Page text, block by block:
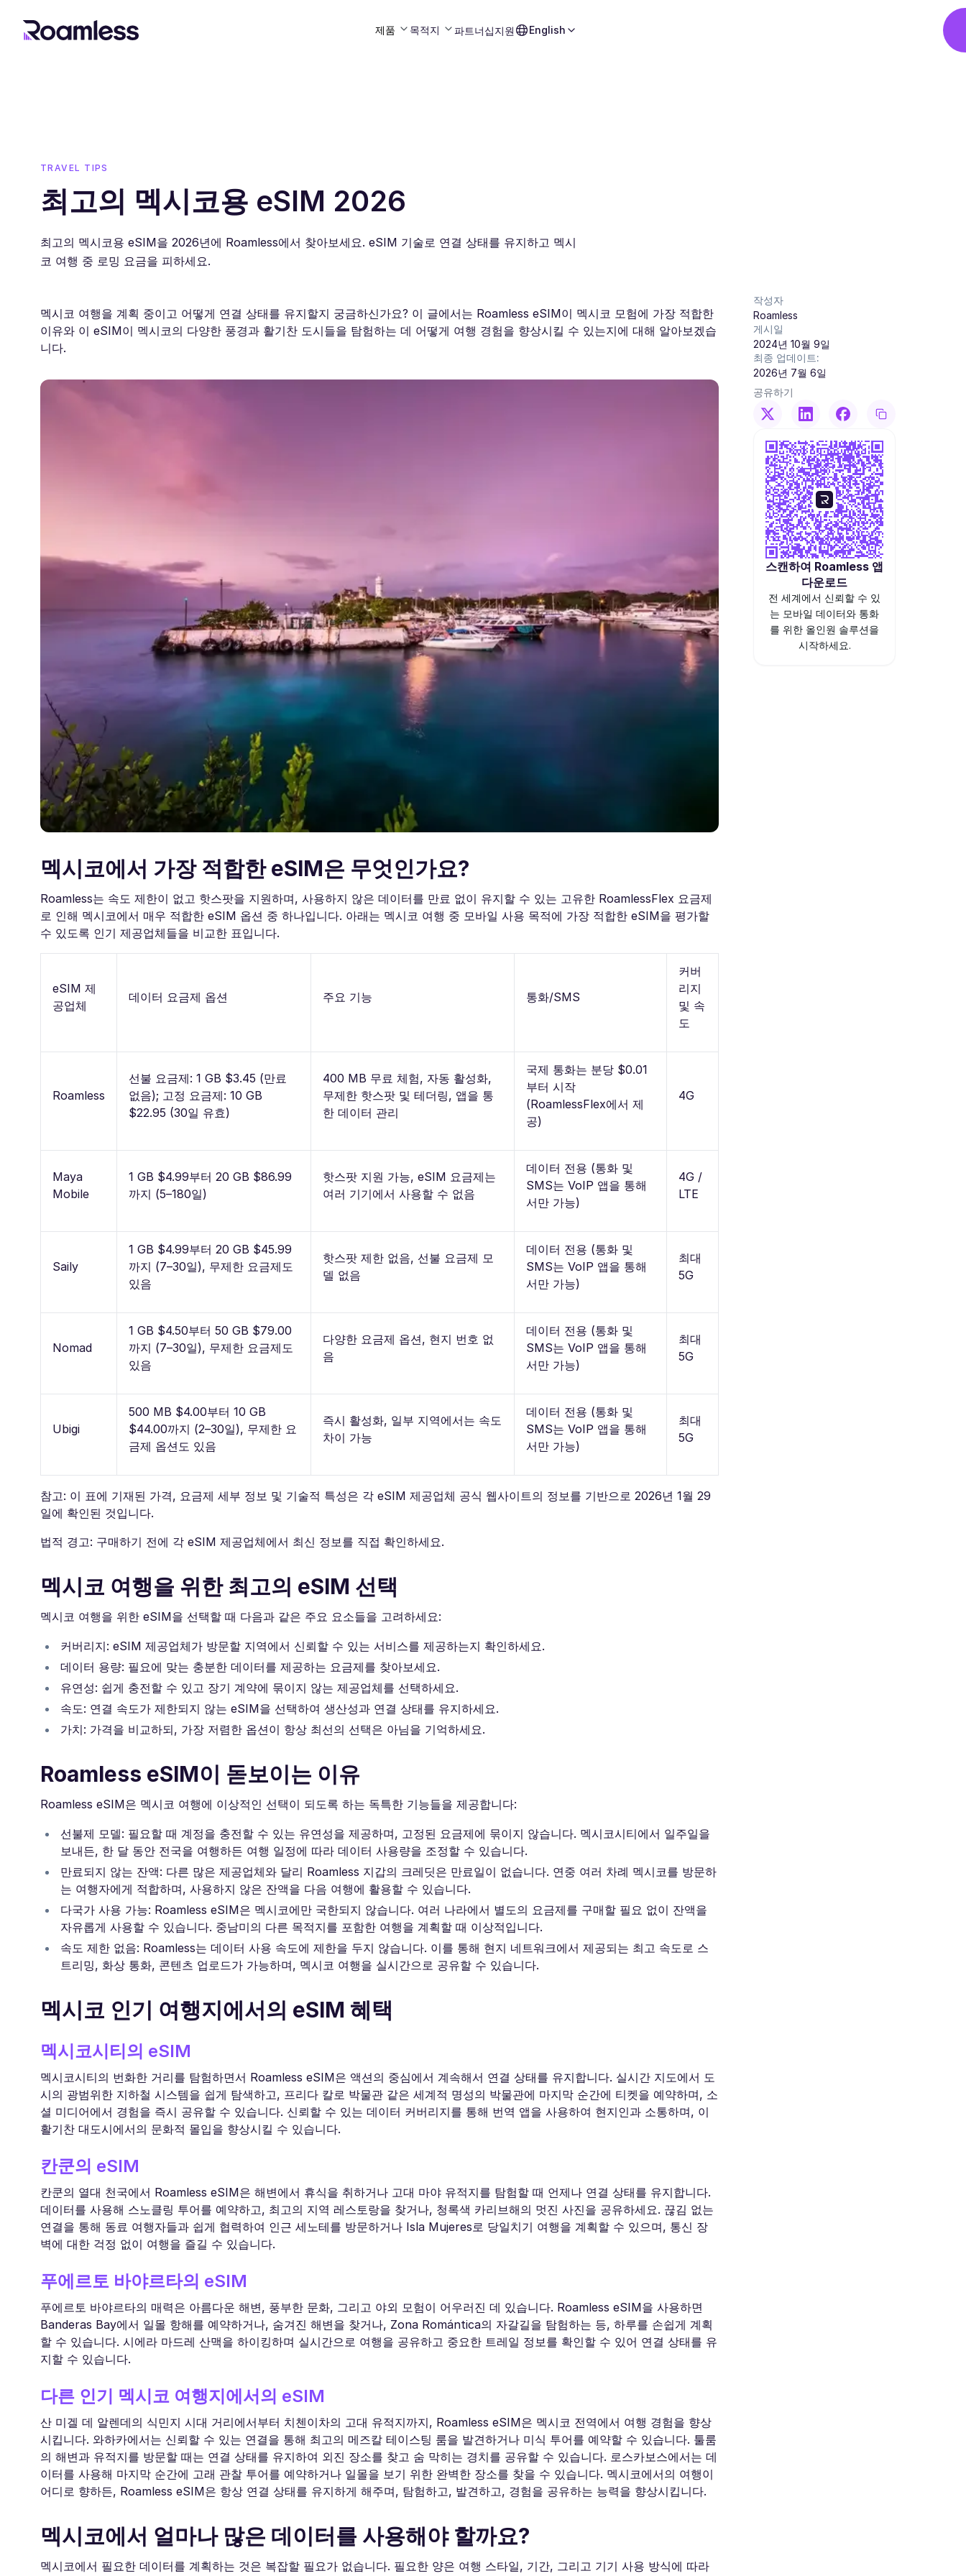
제품 목적지 파트너십지원 English
TRAVEL TIPS
최고의 멕시코용 eSIM 2026
최고의 멕시코용 eSIM을 2026년에 Roamless에서 찾아보세요. eSIM 기술로 연결 상태를 유지하고 멕시
코 여행 중 로밍 요금을 피하세요.
멕시코 여행을 계획 중이고 어떻게 연결 상태를 유지할지 궁금하신가요? 이 글에서는 Roamless eSIM이 멕시코 모험에 가장 적합한
이유와 이 eSIM이 멕시코의 다양한 풍경과 활기찬 도시들을 탐험하는 데 어떻게 여행 경험을 향상시킬 수 있는지에 대해 알아보겠습
니다.
멕시코에서 가장 적합한 eSIM은 무엇인가요?
Roamless는 속도 제한이 없고 핫스팟을 지원하며, 사용하지 않은 데이터를 만료 없이 유지할 수 있는 고유한 RoamlessFlex 요금제
로 인해 멕시코에서 매우 적합한 eSIM 옵션 중 하나입니다. 아래는 멕시코 여행 중 모바일 사용 목적에 가장 적합한 eSIM을 평가할
수 있도록 인기 제공업체들을 비교한 표입니다.
eSIM 제
공업체
데이터 요금제 옵션 주요 기능 통화/SMS
커버
리지
및 속
도
Roamless
선불 요금제: 1 GB $3.45 (만료
없음); 고정 요금제: 10 GB
$22.95 (30일 유효)
400 MB 무료 체험, 자동 활성화,
무제한 핫스팟 및 테더링, 앱을 통
한 데이터 관리
국제 통화는 분당 $0.01
부터 시작
(RoamlessFlex에서 제
공)
4G
Maya
Mobile
1 GB $4.99부터 20 GB $86.99
까지 (5–180일)
핫스팟 지원 가능, eSIM 요금제는
여러 기기에서 사용할 수 없음
데이터 전용 (통화 및
SMS는 VoIP 앱을 통해
서만 가능)
4G /
LTE
Saily
1 GB $4.99부터 20 GB $45.99
까지 (7–30일), 무제한 요금제도
있음
핫스팟 제한 없음, 선불 요금제 모
델 없음
데이터 전용 (통화 및
SMS는 VoIP 앱을 통해
서만 가능)
최대
5G
Nomad
1 GB $4.50부터 50 GB $79.00
까지 (7–30일), 무제한 요금제도
있음
다양한 요금제 옵션, 현지 번호 없
음
데이터 전용 (통화 및
SMS는 VoIP 앱을 통해
서만 가능)
최대
5G
Ubigi
500 MB $4.00부터 10 GB
$44.00까지 (2–30일), 무제한 요
금제 옵션도 있음
즉시 활성화, 일부 지역에서는 속도
차이 가능
데이터 전용 (통화 및
SMS는 VoIP 앱을 통해
서만 가능)
최대
5G
참고: 이 표에 기재된 가격, 요금제 세부 정보 및 기술적 특성은 각 eSIM 제공업체 공식 웹사이트의 정보를 기반으로 2026년 1월 29
일에 확인된 것입니다.
법적 경고: 구매하기 전에 각 eSIM 제공업체에서 최신 정보를 직접 확인하세요.
멕시코 여행을 위한 최고의 eSIM 선택
멕시코 여행을 위한 eSIM을 선택할 때 다음과 같은 주요 요소들을 고려하세요:
커버리지: eSIM 제공업체가 방문할 지역에서 신뢰할 수 있는 서비스를 제공하는지 확인하세요.
데이터 용량: 필요에 맞는 충분한 데이터를 제공하는 요금제를 찾아보세요.
유연성: 쉽게 충전할 수 있고 장기 계약에 묶이지 않는 제공업체를 선택하세요.
속도: 연결 속도가 제한되지 않는 eSIM을 선택하여 생산성과 연결 상태를 유지하세요.
가치: 가격을 비교하되, 가장 저렴한 옵션이 항상 최선의 선택은 아님을 기억하세요.
Roamless eSIM이 돋보이는 이유
Roamless eSIM은 멕시코 여행에 이상적인 선택이 되도록 하는 독특한 기능들을 제공합니다:
선불제 모델: 필요할 때 계정을 충전할 수 있는 유연성을 제공하며, 고정된 요금제에 묶이지 않습니다. 멕시코시티에서 일주일을
보내든, 한 달 동안 전국을 여행하든 여행 일정에 따라 데이터 사용량을 조정할 수 있습니다.
만료되지 않는 잔액: 다른 많은 제공업체와 달리 Roamless 지갑의 크레딧은 만료일이 없습니다. 연중 여러 차례 멕시코를 방문하
는 여행자에게 적합하며, 사용하지 않은 잔액을 다음 여행에 활용할 수 있습니다.
다국가 사용 가능: Roamless eSIM은 멕시코에만 국한되지 않습니다. 여러 나라에서 별도의 요금제를 구매할 필요 없이 잔액을
자유롭게 사용할 수 있습니다. 중남미의 다른 목적지를 포함한 여행을 계획할 때 이상적입니다.
속도 제한 없음: Roamless는 데이터 사용 속도에 제한을 두지 않습니다. 이를 통해 현지 네트워크에서 제공되는 최고 속도로 스
트리밍, 화상 통화, 콘텐츠 업로드가 가능하며, 멕시코 여행을 실시간으로 공유할 수 있습니다.
멕시코 인기 여행지에서의 eSIM 혜택
멕시코시티의 eSIM
멕시코시티의 번화한 거리를 탐험하면서 Roamless eSIM은 액션의 중심에서 계속해서 연결 상태를 유지합니다. 실시간 지도에서 도
시의 광범위한 지하철 시스템을 쉽게 탐색하고, 프리다 칼로 박물관 같은 세계적 명성의 박물관에 마지막 순간에 티켓을 예약하며, 소
셜 미디어에서 경험을 즉시 공유할 수 있습니다. 신뢰할 수 있는 데이터 커버리지를 통해 번역 앱을 사용하여 현지인과 소통하며, 이
활기찬 대도시에서의 문화적 몰입을 향상시킬 수 있습니다.
칸쿤의 eSIM
칸쿤의 열대 천국에서 Roamless eSIM은 해변에서 휴식을 취하거나 고대 마야 유적지를 탐험할 때 언제나 연결 상태를 유지합니다.
데이터를 사용해 스노클링 투어를 예약하고, 최고의 지역 레스토랑을 찾거나, 청록색 카리브해의 멋진 사진을 공유하세요. 끊김 없는
연결을 통해 동료 여행자들과 쉽게 협력하여 인근 세노테를 방문하거나 Isla Mujeres로 당일치기 여행을 계획할 수 있으며, 통신 장
벽에 대한 걱정 없이 여행을 즐길 수 있습니다.
푸에르토 바야르타의 eSIM
푸에르토 바야르타의 매력은 아름다운 해변, 풍부한 문화, 그리고 야외 모험이 어우러진 데 있습니다. Roamless eSIM을 사용하면
Banderas Bay에서 일몰 항해를 예약하거나, 숨겨진 해변을 찾거나, Zona Romántica의 자갈길을 탐험하는 등, 하루를 손쉽게 계획
할 수 있습니다. 시에라 마드레 산맥을 하이킹하며 실시간으로 여행을 공유하고 중요한 트레일 정보를 확인할 수 있어 연결 상태를 유
지할 수 있습니다.
다른 인기 멕시코 여행지에서의 eSIM
산 미겔 데 알렌데의 식민지 시대 거리에서부터 치첸이차의 고대 유적지까지, Roamless eSIM은 멕시코 전역에서 여행 경험을 향상
시킵니다. 와하카에서는 신뢰할 수 있는 연결을 통해 최고의 메즈칼 테이스팅 룸을 발견하거나 미식 투어를 예약할 수 있습니다. 툴룸
의 해변과 유적지를 방문할 때는 연결 상태를 유지하여 외진 장소를 찾고 숨 막히는 경치를 공유할 수 있습니다. 로스카보스에서는 데
이터를 사용해 마지막 순간에 고래 관찰 투어를 예약하거나 일몰을 보기 위한 완벽한 장소를 찾을 수 있습니다. 멕시코에서의 여행이
어디로 향하든, Roamless eSIM은 항상 연결 상태를 유지하게 해주며, 탐험하고, 발견하고, 경험을 공유하는 능력을 향상시킵니다.
멕시코에서 얼마나 많은 데이터를 사용해야 할까요?
멕시코에서 필요한 데이터를 계획하는 것은 복잡할 필요가 없습니다. 필요한 양은 여행 스타일, 기간, 그리고 기기 사용 방식에 따라
작성자
Roamless
게시일
2024년 10월 9일
최종 업데이트:
2026년 7월 6일
공유하기
스캔하여 Roamless 앱
다운로드
전 세계에서 신뢰할 수 있
는 모바일 데이터와 통화
를 위한 올인원 솔루션을
시작하세요.